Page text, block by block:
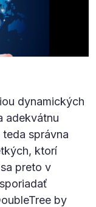
dynamických
adekvátnu
správna
ktorí
preto v
by